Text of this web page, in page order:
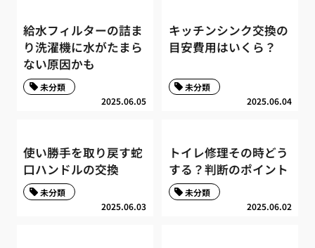
給水フィルターの詰ま
り洗濯機に水がたまら
ない原因かも
2025.06.05
未分類
キッチンシンク交換の
目安費用はいくら？
2025.06.04
未分類
使い勝手を取り戻す蛇
口ハンドルの交換
2025.06.03
未分類
トイレ修理その時どう
する？判断のポイント
2025.06.02
未分類